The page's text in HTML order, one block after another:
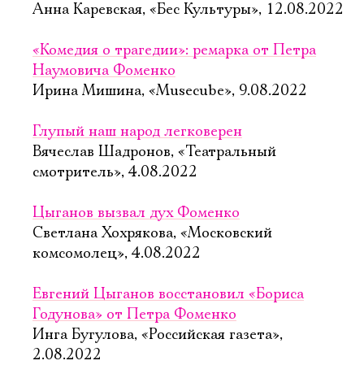
Анна Каревская, «Бес Культуры», 12.08.2022
«Комедия о трагедии»: ремарка от Петра
Наумовича Фоменко
Ирина Мишина, «Musecube», 9.08.2022
Глупый наш народ легковерен
Вячеслав Шадронов, «Театральный
смотритель», 4.08.2022
Цыганов вызвал дух Фоменко
Светлана Хохрякова, «Московский
комсомолец», 4.08.2022
Евгений Цыганов восстановил «Бориса
Годунова» от Петра Фоменко
Инга Бугулова, «Российская газета»,
2.08.2022